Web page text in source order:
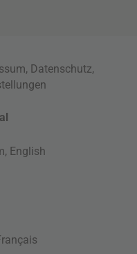
, Datenschutz,
English